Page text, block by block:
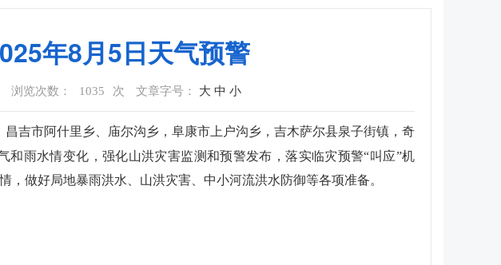
年8月5日天气预警
浏览次数： 1035 次 文章字号： 大 中 小
吉市阿什里乡、庙尔沟乡，阜康市上户沟乡，吉木萨尔县泉子街镇，奇
雨水情变化，强化山洪灾害监测和预警发布，落实临灾预警“叫应”机
做好局地暴雨洪水、山洪灾害、中小河流洪水防御等各项准备。